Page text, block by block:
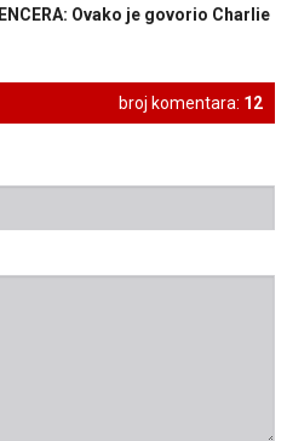
Ovako je govorio Charlie
broj komentara: 12